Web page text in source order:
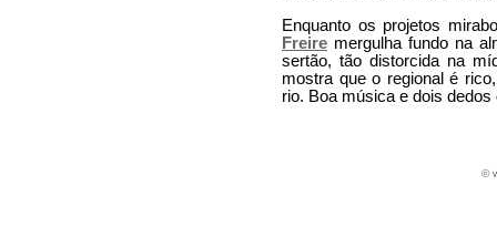
Enquanto os projetos
Freire mergulha fundo na
sertão, tão distorcida na
mostra que o regional é
rio. Boa música e dois
©